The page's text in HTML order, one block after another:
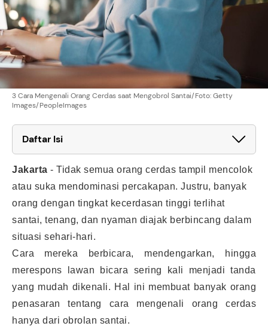
3 Cara Mengenali Orang Cerdas saat Mengobrol Santai/Foto: Getty
Images/PeopleImages
Daftar Isi
Jakarta - Tidak semua orang cerdas tampil mencolok
atau suka mendominasi percakapan. Justru, banyak
orang dengan tingkat kecerdasan tinggi terlihat
santai, tenang, dan nyaman diajak berbincang dalam
situasi sehari-hari.
Cara mereka berbicara, mendengarkan, hingga
merespons lawan bicara sering kali menjadi tanda
yang mudah dikenali. Hal ini membuat banyak orang
penasaran tentang cara mengenali orang cerdas
hanya dari obrolan santai.